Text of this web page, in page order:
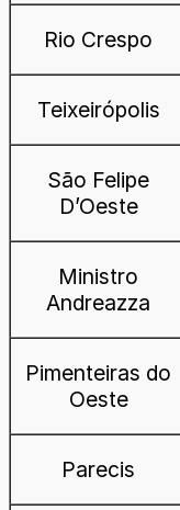
Rio Crespo
Teixeirópolis
São Felipe
D’Oeste
Ministro
Andreazza
Pimenteiras do
Oeste
Parecis